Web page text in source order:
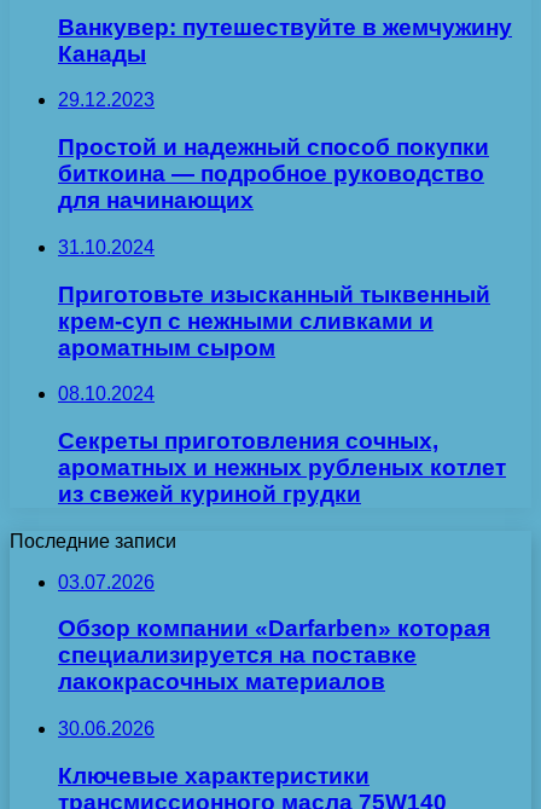
Ванкувер: путешествуйте в жемчужину
Канады
29.12.2023
Простой и надежный способ покупки
биткоина — подробное руководство
для начинающих
31.10.2024
Приготовьте изысканный тыквенный
крем-суп с нежными сливками и
ароматным сыром
08.10.2024
Секреты приготовления сочных,
ароматных и нежных рубленых котлет
из свежей куриной грудки
Последние записи
03.07.2026
Обзор компании «Darfarben» которая
специализируется на поставке
лакокрасочных материалов
30.06.2026
Ключевые характеристики
трансмиссионного масла 75W140